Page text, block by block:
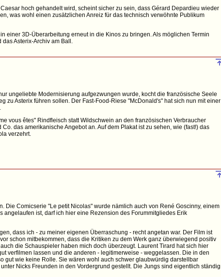
hoch gehandelt wird, scheint sicher zu sein, dass Gérard Depardieu wieder
was wohl einen zusätzlichen Anreiz für das technisch verwöhnte Publikum
einer 3D-Überarbeitung erneut in die Kinos zu bringen. Als möglichen Termin
Asterix-Archiv am Ball.
ungeliebte Modernisierung aufgezwungen wurde, kocht die französische Seele
Asterix führen sollen. Der Fast-Food-Riese "McDonald's" hat sich nun mit einer
vous êtes" Rindfleisch statt Wildschwein an den französischen Verbraucher
das amerikanische Angebot an. Auf dem Plakat ist zu sehen, wie (fast!) das
verzehrt.
Comicserie "Le petit Nicolas" wurde nämlich auch von René Goscinny, einem
ist, darf ich hier eine Rezension des Forummitgliedes Erik
dass ich - zu meiner eigenen Überraschung - recht angetan war. Der Film ist
schon mitbekommen, dass die Kritiken zu dem Werk ganz überwiegend positiv
die Schauspieler haben mich doch überzeugt. Laurent Tirard hat sich hier
verfilmen lassen und die anderen - legitimerweise - weggelassen. Die in den
gut wie keine Rolle. Sie wären wohl auch schwer glaubwürdig darstellbar
Nicks Freunden in den Vordergrund gestellt. Die Jungs sind eigentlich ständig